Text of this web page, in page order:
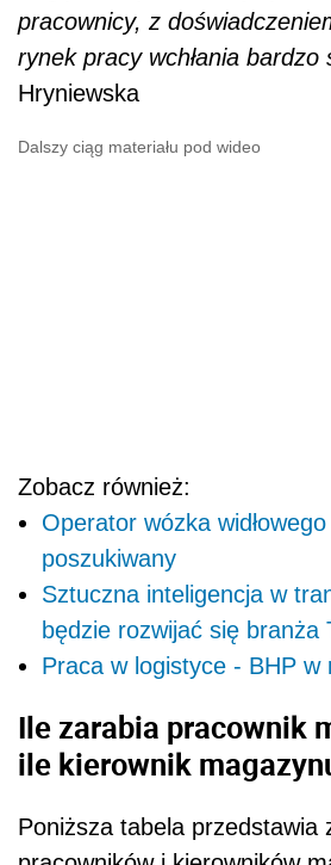
pracownicy, z
rynek pracy wchłania bardzo
Hryniewska
Dalszy ciąg materiału pod wideo
Zobacz również:
Operator wózka
poszukiwany
Sztuczna inteligencja w
będzie rozwijać się branża
Praca w logistyce - BHP w
Ile zarabia pracownik
ile kierownik
Poniższa tabela przedstawia